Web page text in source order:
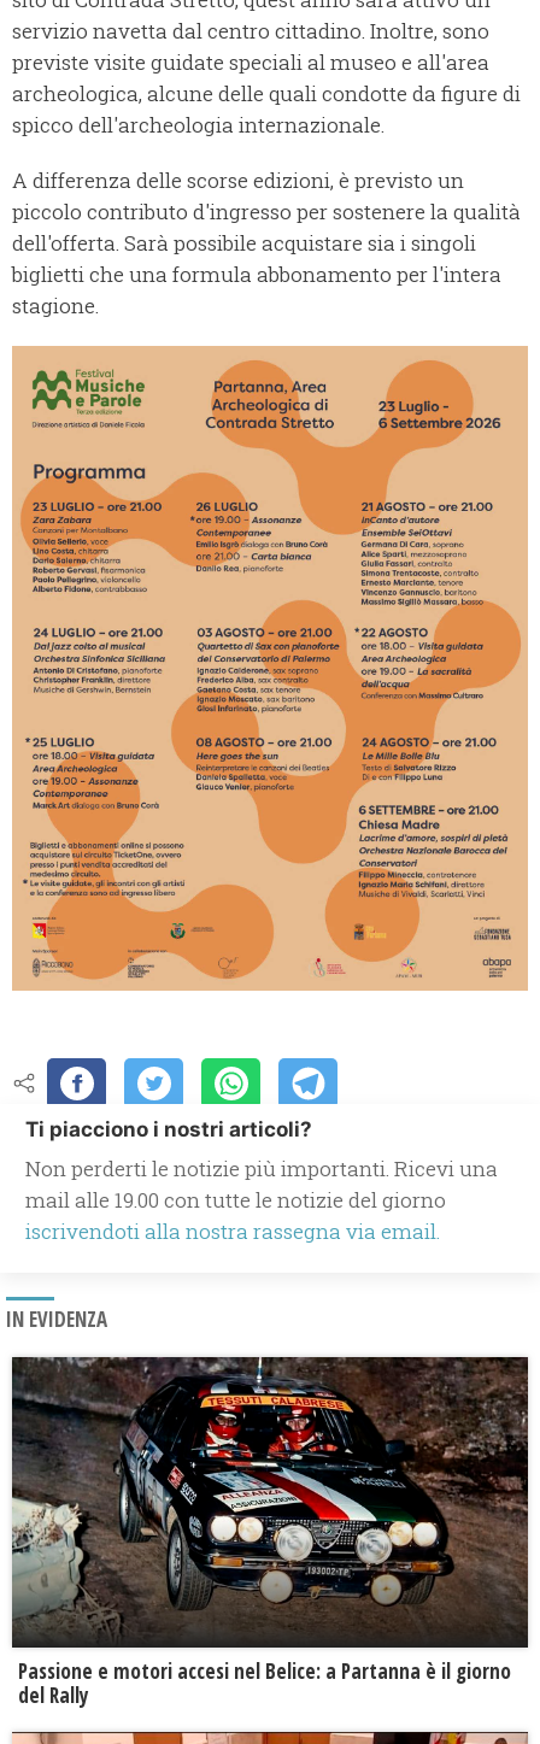
servizio navetta dal centro cittadino. Inoltre, sono
previste visite guidate speciali al museo e all'area
archeologica, alcune delle quali condotte da figure di
spicco dell'archeologia internazionale.
A differenza delle scorse edizioni, è previsto un
piccolo contributo d'ingresso per sostenere la qualità
dell'offerta. Sarà possibile acquistare sia i singoli
biglietti che una formula abbonamento per l'intera
stagione.
Ti piacciono i nostri articoli?
Non perderti le notizie più importanti. Ricevi una
mail alle 19.00 con tutte le notizie del giorno
iscrivendoti alla nostra rassegna via email.
IN EVIDENZA
Passione e motori accesi nel Belice: a Partanna è il giorno
del Rally